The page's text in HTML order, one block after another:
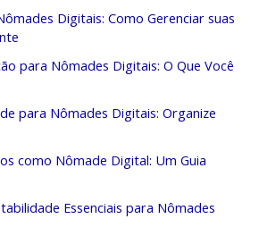
Digitais: Como Gerenciar suas
para Nômades Digitais: O Que Você
para Nômades Digitais: Organize
como Nômade Digital: Um Guia
Essenciais para Nômades